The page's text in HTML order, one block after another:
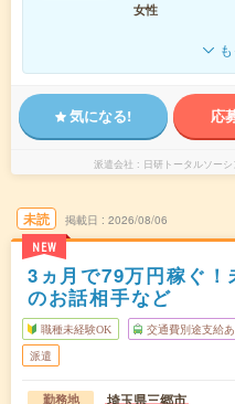
女性
気になる! 応
派遣会社 日研トータルソー
未読
NEW
掲載日 2026/08/06
3ヵ月で79万円稼ぐ
のお話相手など
職種未経験OK 交通費別途支給あ
派遣
勤務地 埼玉県三郷市